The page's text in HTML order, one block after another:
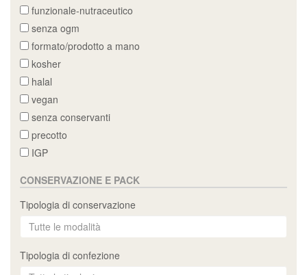
funzionale-nutraceutico
senza ogm
formato/prodotto a mano
kosher
halal
vegan
senza conservanti
precotto
IGP
CONSERVAZIONE E PACK
Tipologia di conservazione
Tipologia di confezione